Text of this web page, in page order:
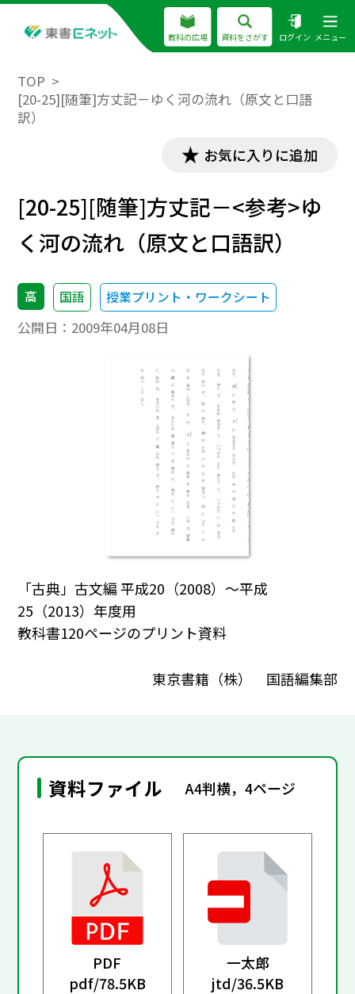
教科の広場 資料をさがす ログイン メニュー
TOP
[20-25][随筆]方丈記－ゆく河の流れ（原文と口語
訳）
お気に入りに追加
[20-25][随筆]方丈記－<参考>ゆ
く河の流れ（原文と口語訳）
高 国語 授業プリント・ワークシート
公開日： 2009年04月08日
「古典」古文編 平成20（2008）～平成
25（2013）年度用
教科書120ページのプリント資料
東京書籍（株） 国語編集部
資料ファイル A4判横，4ページ
PDF
pdf/78.5KB
一太郎
jtd/36.5KB